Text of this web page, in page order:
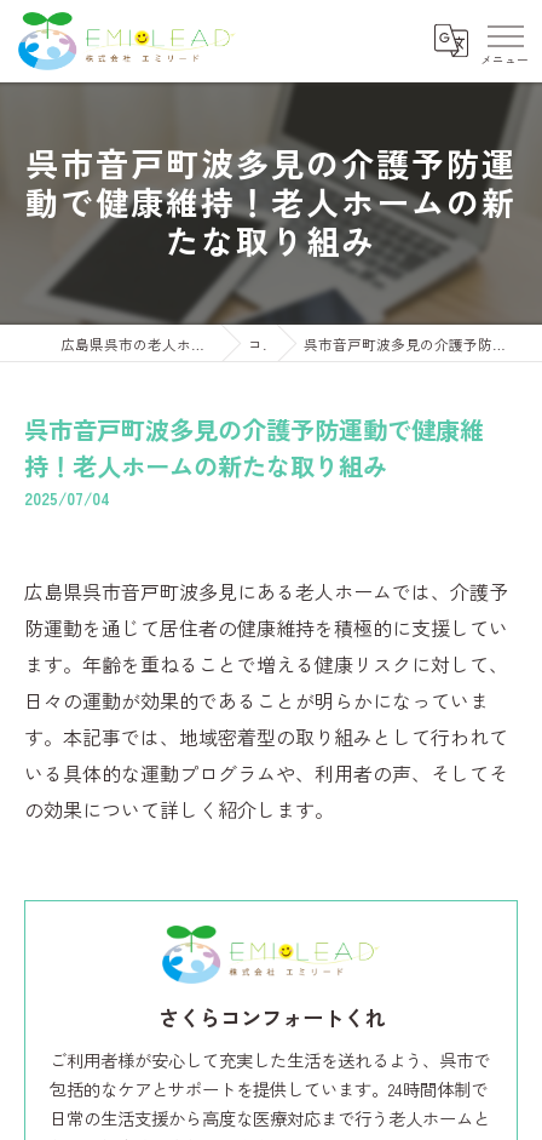
呉市音戸町波多見の介護予防運
動で健康維持！老人ホームの新
たな取り組み
コラム 呉市音戸町波多見の介護予防運動で健康維持！老人ホームの新たな取り組み
呉市音戸町波多見の介護予防運動で健康維
持！老人ホームの新たな取り組み
2025/07/04
広島県呉市音戸町波多見にある老人ホームでは、介護予
防運動を通じて居住者の健康維持を積極的に支援してい
ます。年齢を重ねることで増える健康リスクに対して、
日々の運動が効果的であることが明らかになっていま
す。本記事では、地域密着型の取り組みとして行われて
いる具体的な運動プログラムや、利用者の声、そしてそ
の効果について詳しく紹介します。
さくらコンフォートくれ
ご利用者様が安心して充実した生活を送れるよう、呉市で
包括的なケアとサポートを提供しています。24時間体制で
日常の生活支援から高度な医療対応まで行う老人ホームと